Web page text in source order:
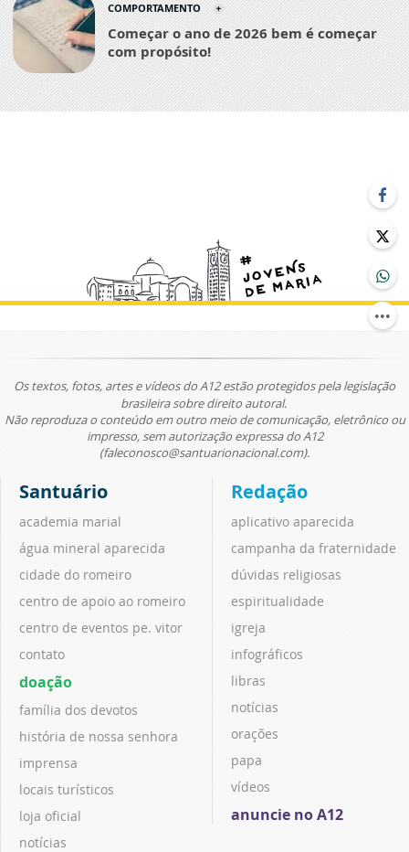
COMPORTAMENTO
Começar o ano de 2026 bem é começar
com propósito!
Os textos, fotos, artes e vídeos do A12 estão protegidos pela legislação
brasileira sobre direito autoral.
Não reproduza o conteúdo em outro meio de comunicação, eletrônico ou
impresso, sem autorização expressa do A12
(faleconosco@santuarionacional.com).
Santuário
academia marial
água mineral aparecida
cidade do romeiro
centro de apoio ao romeiro
centro de eventos pe. vitor
contato
doação
família dos devotos
história de nossa senhora
imprensa
locais turísticos
loja oficial
notícias
Redação
aplicativo aparecida
campanha da fraternidade
dúvidas religiosas
espiritualidade
igreja
infográficos
libras
notícias
orações
papa
vídeos
anuncie no A12